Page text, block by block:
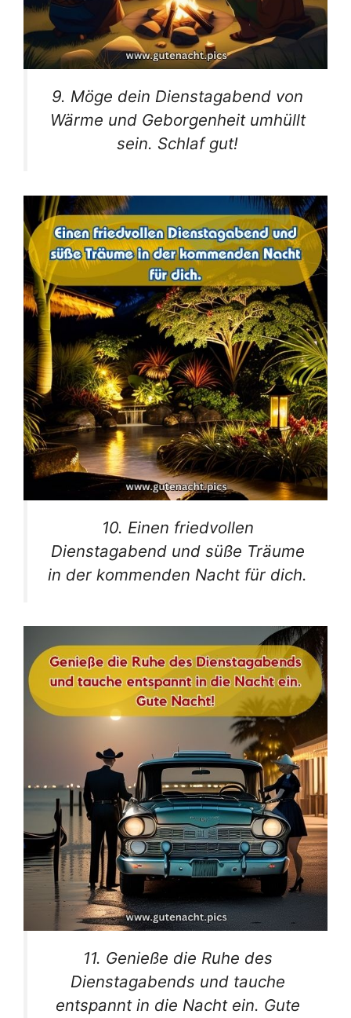
9. Möge dein Dienstagabend von
Wärme und Geborgenheit umhüllt
sein. Schlaf gut!
10. Einen friedvollen
Dienstagabend und süße Träume
in der kommenden Nacht für dich.
11. Genieße die Ruhe des
Dienstagabends und tauche
entspannt in die Nacht ein. Gute